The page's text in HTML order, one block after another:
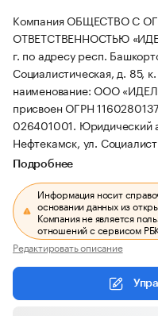
Компания ОБЩЕСТВО С
ОТВЕТСТВЕННОСТЬЮ
г. по адресу респ.
Социалистическая, д. 85,
наименование: ООО
присвоен ОГРН
026401001. Юридический
Нефтекамск, ул.
Подробнее
Информация носит
основании данных из
Компания не является
отношений с сервисом
Редактировать описание